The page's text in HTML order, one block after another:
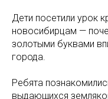
Дети посетили урок
новосибирцам —
золотыми буквами
города.
Ребята
выдающихся